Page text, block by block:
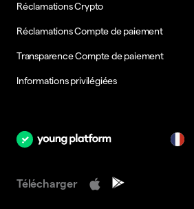
Réclamations Crypto
Réclamations Compte de paiement
Transparence Compte de paiement
Informations privilégiées
Télécharger